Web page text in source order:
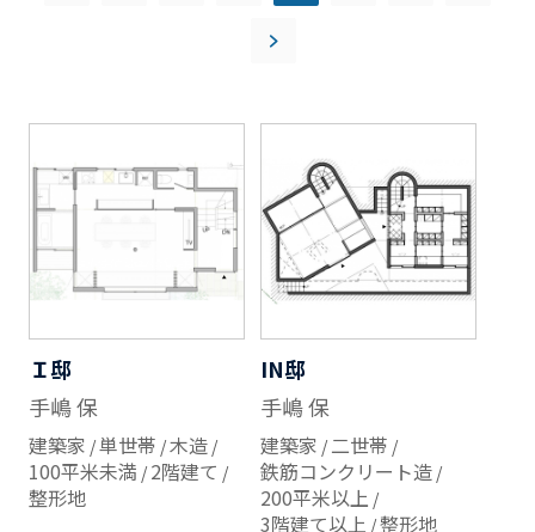
Ｉ邸
手嶋 保
建築家 単世帯 木造
100平米未満 2階建て
整形地
IN邸
手嶋 保
建築家 二世帯
鉄筋コンクリート造
200平米以上
3階建て以上 整形地